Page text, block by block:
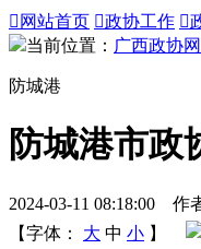
 网站首页 政协工作 
当前位置： 广西政协
防城港
防城港市政
2024-03-11 08:18:00
【字体：
大 中 小 】